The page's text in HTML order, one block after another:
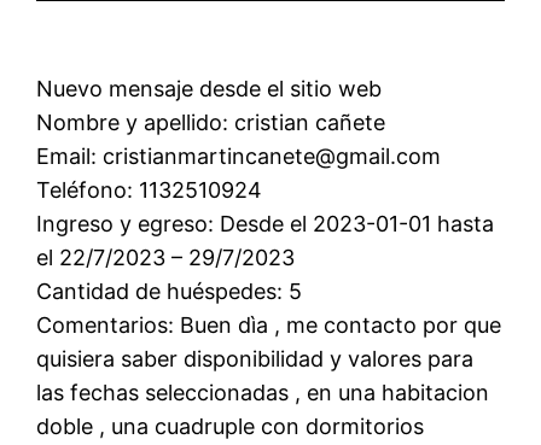
Nuevo mensaje desde el sitio web
Nombre y apellido: cristian cañete
Email: cristianmartincanete@gmail.com
Teléfono: 1132510924
Ingreso y egreso: Desde el 2023-01-01 hasta
el 22/7/2023 – 29/7/2023
Cantidad de huéspedes: 5
Comentarios: Buen dìa , me contacto por que
quisiera saber disponibilidad y valores para
las fechas seleccionadas , en una habitacion
doble , una cuadruple con dormitorios